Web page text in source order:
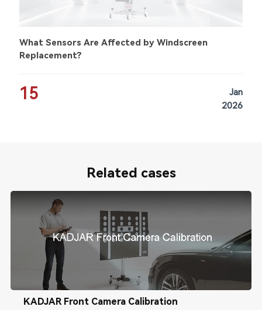
What Sensors Are Affected by Windscreen
Replacement?
15
Jan
2026
Related cases
KADJAR Front Camera Calibration